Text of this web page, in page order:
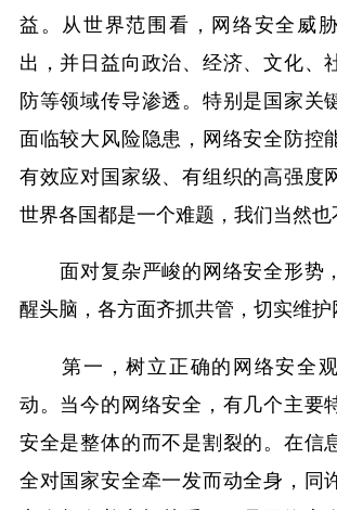
益。从世界范围看，网络安全威
出，并日益向政治、经济、文化、
防等领域传导渗透。特别是国家关
面临较大风险隐患，网络安全防控
有效应对国家级、有组织的高强度
世界各国都是一个难题，我们当然也
面对复杂严峻的网络安全形势
醒头脑，各方面齐抓共管，切实维护
第一，树立正确的网络安全
动。当今的网络安全，有几个主要
安全是整体的而不是割裂的。在信
全对国家安全牵一发而动全身，同